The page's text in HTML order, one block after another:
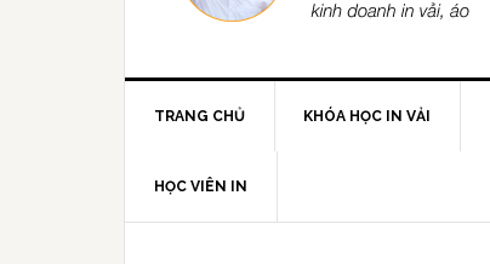
TRANG CHỦ KHÓA HỌC IN VẢI
HỌC VIÊN IN